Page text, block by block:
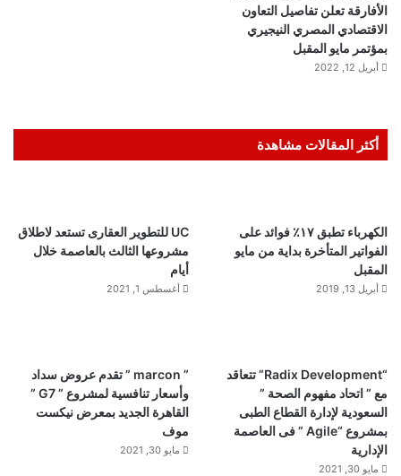
الأفارقة تعلن تفاصيل التعاون
الاقتصادي المصري النيجيري
بمؤتمر مايو المقبل
أبريل 12, 2022
أكثر المقالات مشاهدة
الكهرباء تطبق ١٧٪ فوائد على
الفواتير المتأخرة بداية من مايو
المقبل
أبريل 13, 2019
UC للتطوير العقارى تستعد لاطلاق
مشروعها الثالث بالعاصمة خلال
أيام
أغسطس 1, 2021
“Radix Development” تتعاقد
مع ” اتحاد مفهوم الصحة ”
السعودية لإدارة القطاع الطبى
بمشروع “Agile ” فى العاصمة
الإدارية
مايو 30, 2021
” marcon ” تقدم عروض سداد
وأسعار تنافسية لمشروع ” G7 ”
القاهرة الجديد بمعرض نيكست
موف
مايو 30, 2021